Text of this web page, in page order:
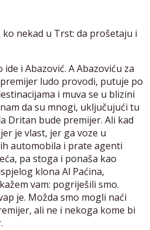
nekad u Trst: da prošetaju i
i Abazović. A Abazoviću za
ludo provodi, putuje po
i muva se u blizini
da su mnogi, uključujući tu
Dritan bude premijer. Ali kad
je vlast, jer ga voze u
automobila i prate agenti
pa stoga i ponaša kao
klona Al Paćina,
vam: pogriješili smo.
je. Možda smo mogli naći
ali ne i nekoga kome bi